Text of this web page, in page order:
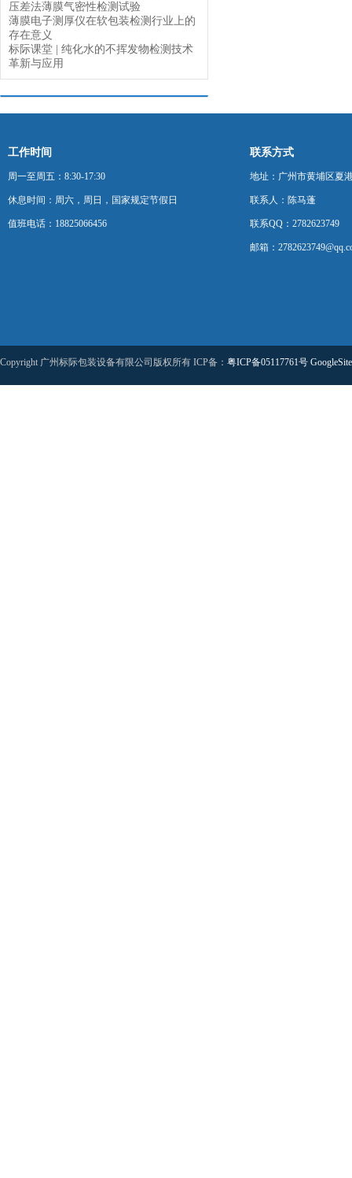
压差法薄膜气密性检测试验
薄膜电子测厚仪在软包装检测行业上的
存在意义
标际课堂 | 纯化水的不挥发物检测技术
革新与应用
工作时间
周一至周五：8:30-17:30
休息时间：周六，周日，国家规定节假日
值班电话：18825066456
联系方式
地址：广州市黄埔区夏
联系人：陈马蓬
联系QQ：2782623749
邮箱：
Copyright 广州标际包装设备有限公司版权所有 ICP备： 粤ICP备05117761号